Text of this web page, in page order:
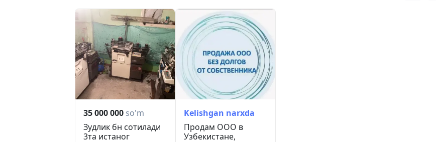
35 000 000 so'm
Зудлик бн сотилади
3та истаног
Kelishgan narxda
Продам ООО в
Узбекистане,